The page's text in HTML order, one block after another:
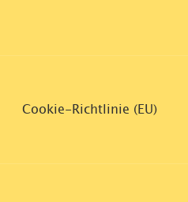
Cookie-Richtlinie (EU)